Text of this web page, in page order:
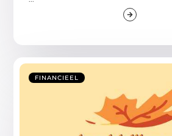
FINANCIEEL